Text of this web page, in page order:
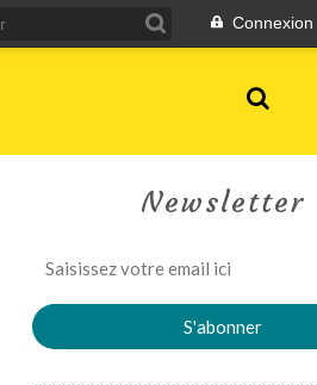
Connexion
Newsletter